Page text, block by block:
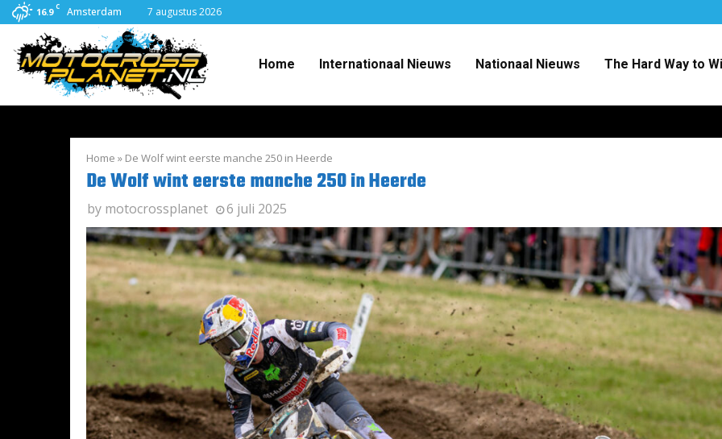
16.9 C Amsterdam 7 augustus 2026
Home Internationaal Nieuws Nationaal Nieuws The Hard Way to
Home » De Wolf wint eerste manche 250 in Heerde
De Wolf wint eerste manche 250 in Heerde
by motocrossplanet 6 juli 2025